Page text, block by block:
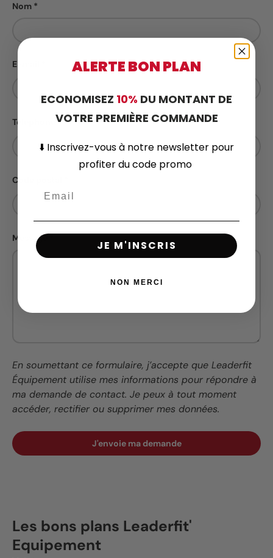
Nom
E-mail
Téléphone
Code postal
Message
En soumettant ce formulaire, j’accepte que Leaderfit
Équipement utilise mes informations pour répondre à
ma demande de contact. Je peux à tout moment
accéder, rectifier ou supprimer mes données.
J'envoie ma demande
Les bons plans Leaderfit'
Equipement
ALERTE BON PLAN
ECONOMISEZ 10% DU MONTANT DE
VOTRE PREMIÈRE COMMANDE
⬇️ Inscrivez-vousà notre newsletter pour
profiter du code promo
JE M'INSCRIS
NON MERCI